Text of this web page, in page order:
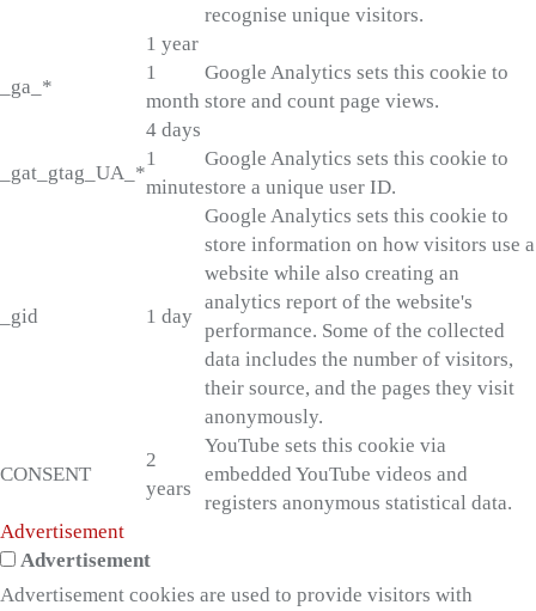
recognise unique visitors.
_ga_*
1 year
1
month
4 days
Google Analytics sets this cookie to
store and count page views.
_gat_gtag_UA_*
1
minute
Google Analytics sets this cookie to
store a unique user ID.
_gid 1 day
Google Analytics sets this cookie to
store information on how visitors use a
website while also creating an
analytics report of the website's
performance. Some of the collected
data includes the number of visitors,
their source, and the pages they visit
anonymously.
CONSENT
2
years
YouTube sets this cookie via
embedded YouTube videos and
registers anonymous statistical data.
Advertisement
Advertisement
Advertisement cookies are used to provide visitors with